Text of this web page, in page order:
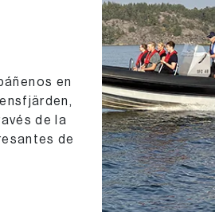
en
de la
de